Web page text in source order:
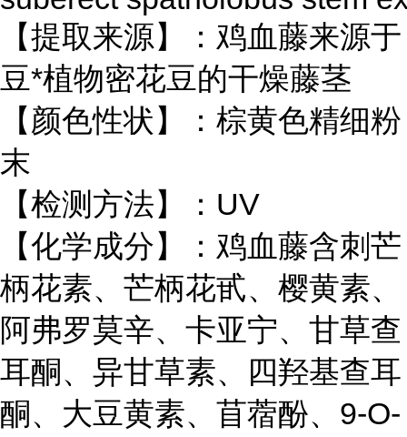
【提取来源】：鸡血藤来源于
豆*植物密花豆的干燥藤茎
【颜色性状】：棕黄色精细粉
末
【检测方法】：UV
【化学成分】：鸡血藤含刺芒
柄花素、芒柄花甙、樱黄素、
阿弗罗莫辛、卡亚宁、甘草查
耳酮、异甘草素、四羟基查耳
酮、大豆黄素、苜蓿酚、9-O-